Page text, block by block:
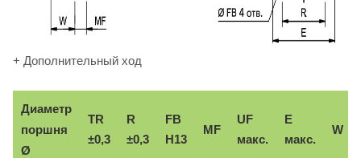
+ Дополнительный ход
Диаметр
поршня
Ø
TR
±0,3
R
±0,3
FB
H13
MF
UF
макс.
E
макс.
W